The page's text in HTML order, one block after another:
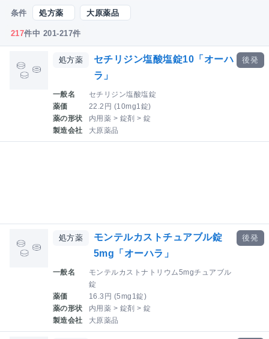
条件 処方薬 大原薬品
217件中 201-217件
処方薬
セチリジン塩酸塩錠10「オーハ
ラ」
一般名
セチリジン塩酸塩錠
薬価
22.2円 (10mg1錠)
薬の形状
内用薬 > 錠剤 > 錠
製造会社
大原薬品
後発
処方薬
モンテルカストチュアブル錠
5mg「オーハラ」
一般名
モンテルカストナトリウム5mgチュアブル
錠
薬価
16.3円 (5mg1錠)
薬の形状
内用薬 > 錠剤 > 錠
製造会社
大原薬品
後発